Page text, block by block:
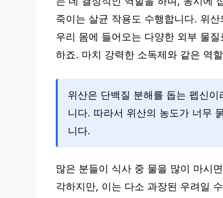
죽이는 살균 작용도 수행합니다. 위
우리 몸에 들어오는 다양한 외부 물
하죠. 마치 강력한 소독제와 같은 역
위산은 단백질 분해를 돕는 펩신
니다. 따라서 위산의 농도가 너무
니다.
많은 분들이 식사 중 물을 많이 마시
각하지만, 이는 다소 과장된 우려일